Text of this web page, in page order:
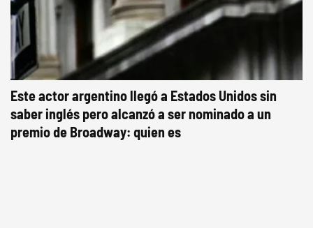
Este actor argentino llegó a Estados Unidos sin
saber inglés pero alcanzó a ser nominado a un
premio de Broadway: quien es